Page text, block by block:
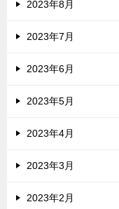
2023年8月
2023年7月
2023年6月
2023年5月
2023年4月
2023年3月
2023年2月